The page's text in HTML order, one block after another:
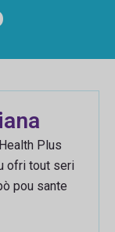
Plus
ofri tout seri
pou sante